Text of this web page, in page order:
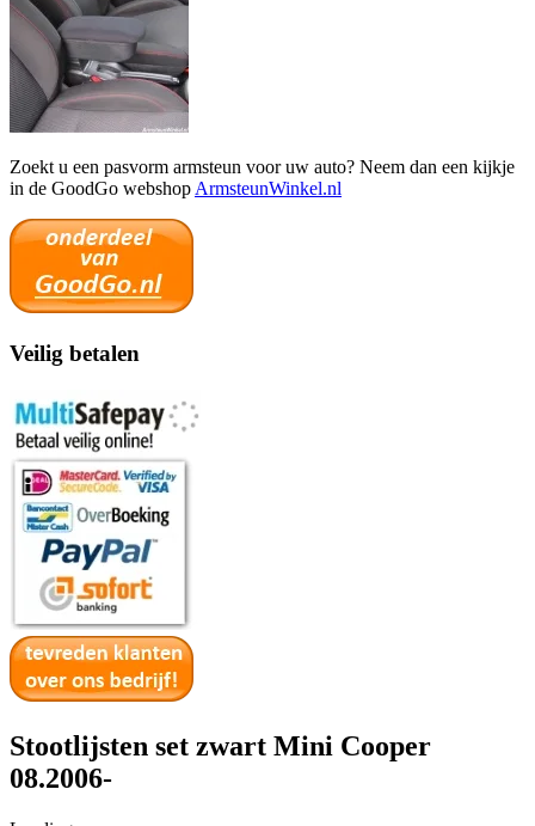
Zoekt u een pasvorm armsteun voor uw auto? Neem dan een kijkje
in de GoodGo webshop ArmsteunWinkel.nl
Veilig betalen
Stootlijsten set zwart Mini Cooper
08.2006-